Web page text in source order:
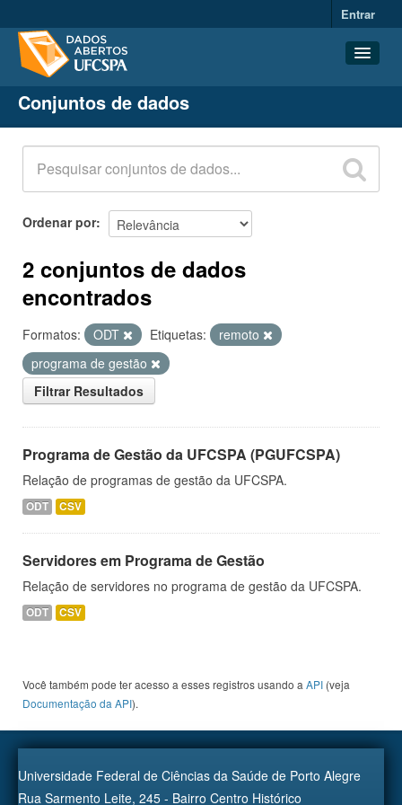
Entrar
Conjuntos de dados
Organizações
Grupos
Sobre
Conjuntos de dados
Ordenar por
2 conjuntos de dados
encontrados
Formatos: ODT Etiquetas:
remoto
programa de gestão
Filtrar Resultados
Programa de Gestão da UFCSPA (PGUFCSPA)
Relação de programas de gestão da UFCSPA.
ODT CSV
Servidores em Programa de Gestão
Relação de servidores no programa de gestão da UFCSPA.
ODT CSV
Você também pode ter acesso a esses registros usando a API (veja
Documentação da API).
Universidade Federal de Ciências da Saúde de Porto Alegre
Rua Sarmento Leite, 245 - Bairro Centro Histórico